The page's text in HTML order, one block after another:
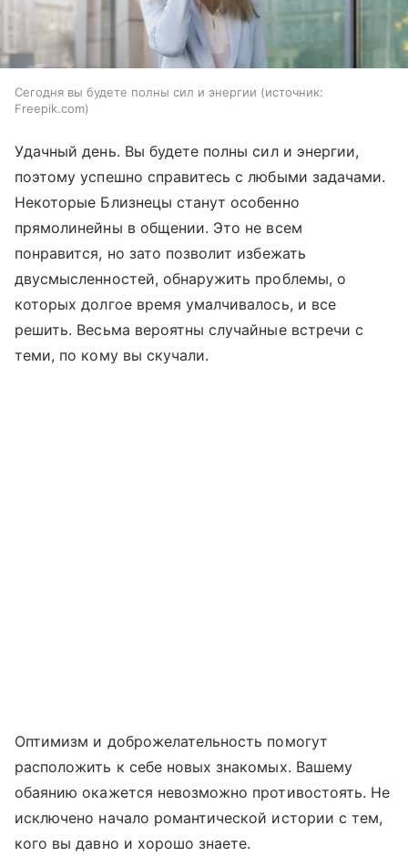
Сегодня вы будете полны сил и энергии
источник:
Freepik.com
Удачный день. Вы будете полны сил и энергии,
поэтому успешно справитесь с любыми задачами.
Некоторые Близнецы станут особенно
прямолинейны в общении. Это не всем
понравится, но зато позволит избежать
двусмысленностей, обнаружить проблемы, о
которых долгое время умалчивалось, и все
решить. Весьма вероятны случайные встречи с
теми, по кому вы скучали.
Оптимизм и доброжелательность помогут
расположить к себе новых знакомых. Вашему
обаянию окажется невозможно противостоять. Не
исключено начало романтической истории с тем,
кого вы давно и хорошо знаете.